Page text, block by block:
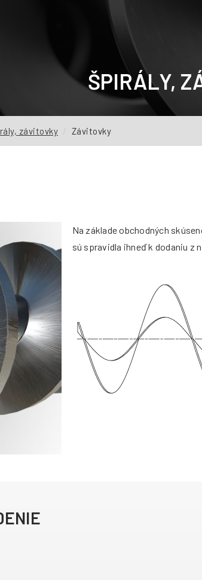
+420 387 240 910 rataj@rataj.cz
ŠPIRÁLY,
závitovky Závitovky
Na základe obchodných
sú spravidla ihneď k dodaniu z